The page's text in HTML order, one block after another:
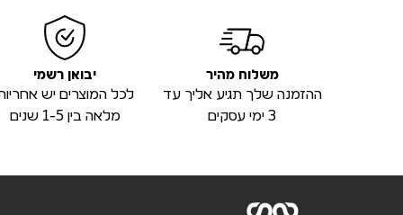
משלוח מהיר
ההזמנה שלך תגיע אליך עד
3 ימי עסקים
יבואן רשמי
לכל המוצרים יש
מלאה בין 1-5 שנים